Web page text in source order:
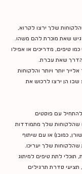
שלך ירצו לקרוא,
שאת מוכרת להם משהו.
כמו טיפים, מדריכים או אפילו
הדרך שאת עברת.
יותר ויותר והלקוחות
שבו הן ירצו לרכוש את
עם פוסטים
שהלקוחות שלך מתמודדות
כמובן) או עם שיתוף
שלך יעריכו.
לתת טיפים למיתוג
תציעי סדרת תרגילים